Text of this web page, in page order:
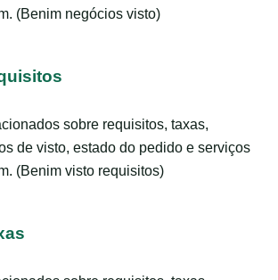
(Benim negócios visto)
sobre requisitos, taxas,
de visto, estado do pedido e serviços
(Benim visto requisitos)